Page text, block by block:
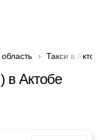
Такси в
в Актобе